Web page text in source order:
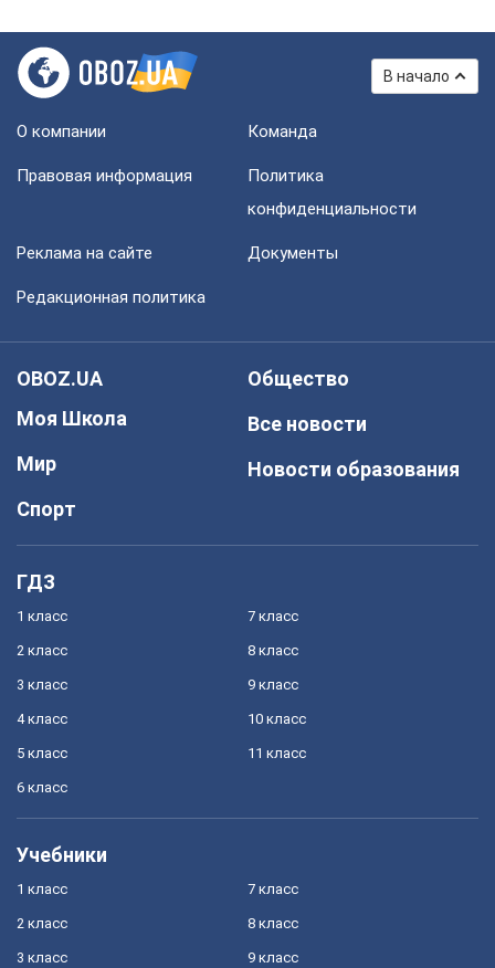
В начало
О компании Команда
Правовая информация
Политика
конфиденциальности
Реклама на сайте Документы
Редакционная политика
OBOZ.UA
Моя Школа
Мир
Спорт
Общество
Все новости
Новости образования
ГДЗ
1 класс
2 класс
3 класс
4 класс
5 класс
6 класс
7 класс
8 класс
9 класс
10 класс
11 класс
Учебники
1 класс
2 класс
3 класс
7 класс
8 класс
9 класс